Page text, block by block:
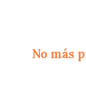
No más